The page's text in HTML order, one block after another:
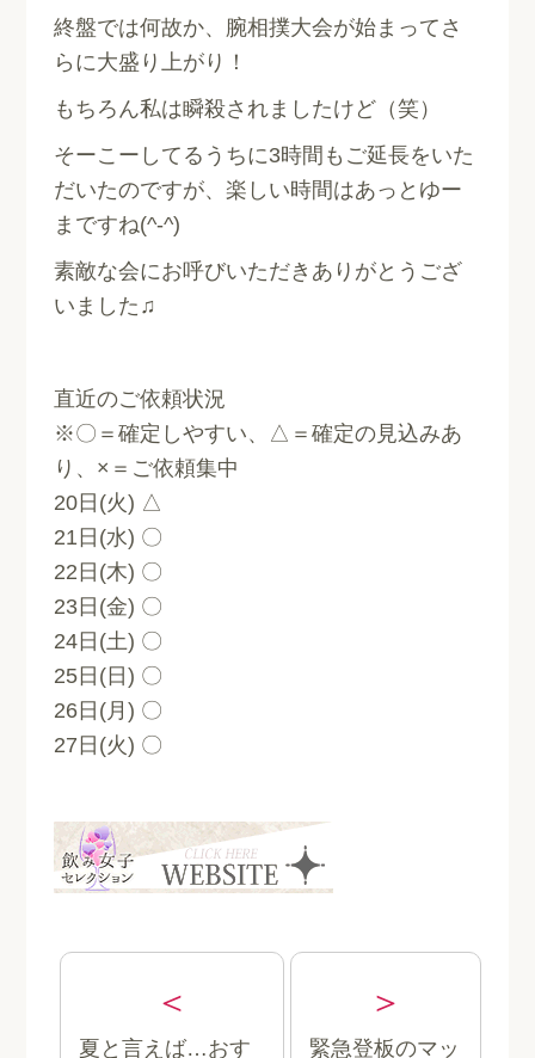
終盤では何故か、腕相撲大会が始まってさ
らに大盛り上がり！
もちろん私は瞬殺されましたけど（笑）
そーこーしてるうちに3時間もご延長をいた
だいたのですが、楽しい時間はあっとゆー
まですね(^-^)
素敵な会にお呼びいただきありがとうござ
いました♫
直近のご依頼状況
※〇＝確定しやすい、△＝確定の見込みあ
り、×＝ご依頼集中
20日(火) △
21日(水) 〇
22日(木) 〇
23日(金) 〇
24日(土) 〇
25日(日) 〇
26日(月) 〇
27日(火) 〇
夏と言えば…おす 緊急登板のマッ